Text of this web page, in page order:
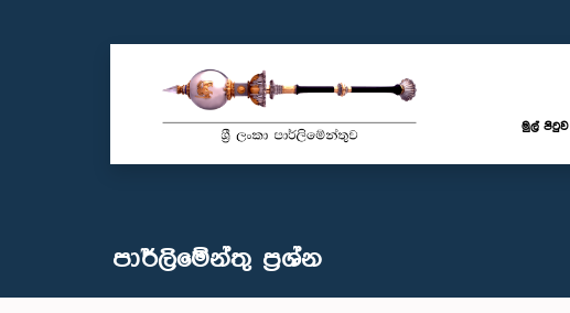
මුල් පිටුව
පාර්ලි‌මේන්තු‌ ප්‍රශ්න